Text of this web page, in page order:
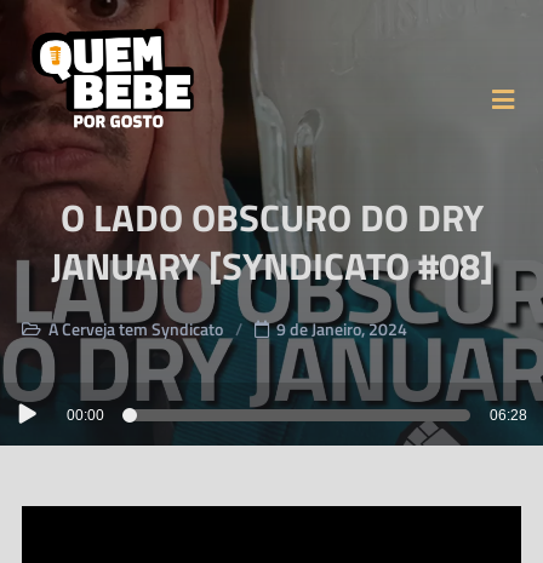
O LADO OBSCURO DO DRY
JANUARY [SYNDICATO #08]
A Cerveja tem Syndicato 9 de Janeiro, 2024
Reprodutor
de
00:00 06:28